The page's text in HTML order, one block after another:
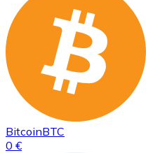
BitcoinBTC
0 €